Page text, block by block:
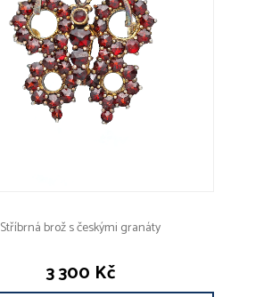
Stříbrná brož s českými granáty
3 300 Kč